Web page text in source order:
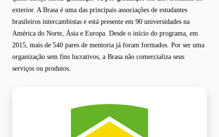
exterior. A Brasa é uma das principais associações de estudantes
brasileiros intercambistas e está presente em 90 universidades na
América do Norte, Ásia e Europa. Desde o início do programa, em
2015, mais de 540 pares de mentoria já foram formados. Por ser uma
organização sem fins lucrativos, a Brasa não comercializa seus
serviços ou produtos.